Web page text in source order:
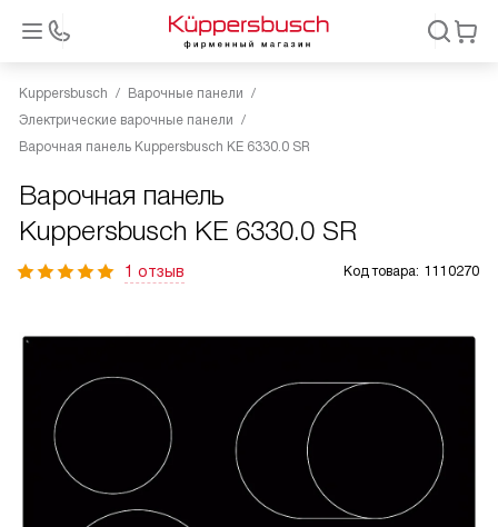
Kuppersbusch
Варочные панели
Электрические варочные панели
Варочная панель Kuppersbusch KE 6330.0 SR
Варочная панель
Kuppersbusch KE 6330.0 SR
1 отзыв Код товара: 1110270